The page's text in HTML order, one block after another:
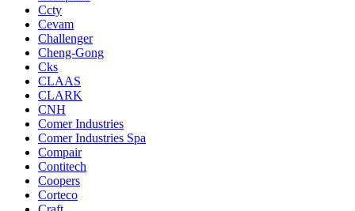
Ccty
Cevam
Challenger
Cheng-Gong
Cks
CLAAS
CLARK
CNH
Comer Industries
Comer Industries Spa
Compair
Contitech
Coopers
Corteco